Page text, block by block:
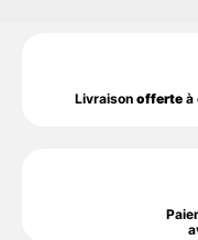
Livraison offerte à